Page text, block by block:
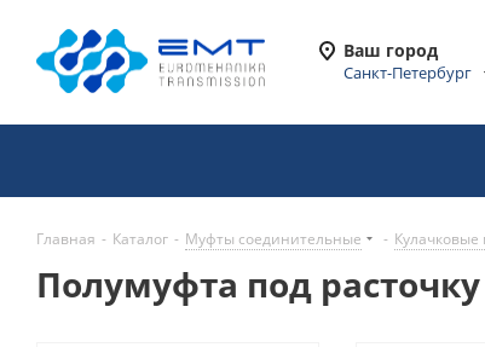
Ваш город
Санкт-Петербург
Главная - Каталог - Муфты соединительные - Кулачковые
Полумуфта под